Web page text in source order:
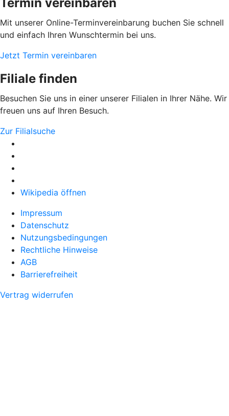
Termin vereinbaren
Mit unserer Online-Terminvereinbarung buchen Sie schnell
und einfach Ihren Wunschtermin bei uns.
Jetzt Termin vereinbaren
Filiale finden
Besuchen Sie uns in einer unserer Filialen in Ihrer Nähe. Wir
freuen uns auf Ihren Besuch.
Zur Filialsuche
Wikipedia öffnen
Impressum
Datenschutz
Nutzungsbedingungen
Rechtliche Hinweise
AGB
Barrierefreiheit
Vertrag widerrufen